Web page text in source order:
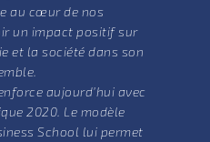
au cœur de nos
un impact positif sur
et la société dans son
aujourd’hui avec
2020. Le modèle
School lui permet